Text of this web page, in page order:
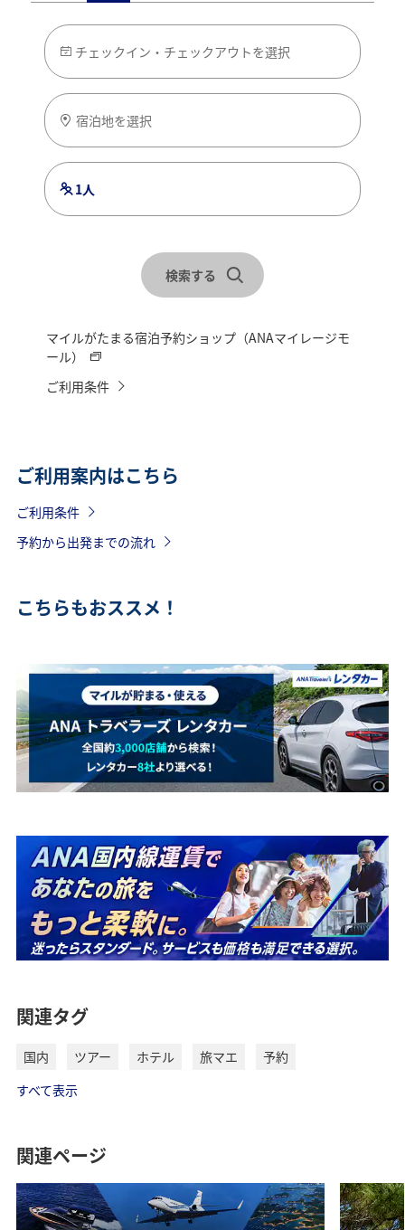
チェックイン・チェックアウトを選択
宿泊地を選択
1人
検索する
マイルがたまる宿泊予約ショップ（ANAマイレージモ
ール）
ご利用条件
ご利用案内はこちら
ご利用条件
予約から出発までの流れ
こちらもおススメ！
関連タグ
国内 ツアー ホテル 旅マエ
予約
すべて表示
関連ページ